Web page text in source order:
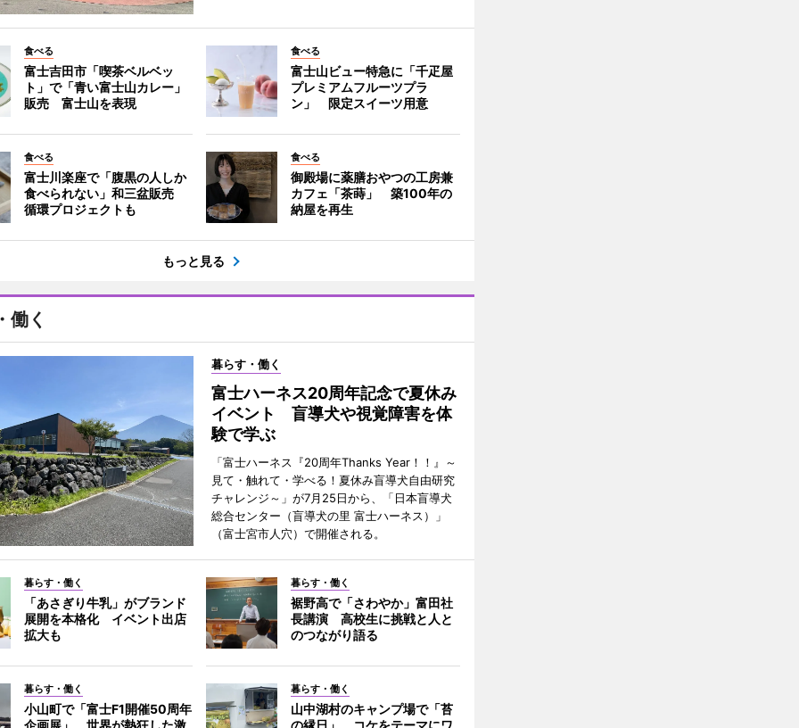
食べる
富士吉田市「喫茶ベルベッ
ト」で「青い富士山カレー」
販売 富士山を表現
食べる
富士山ビュー特急に「千疋屋
プレミアムフルーツプラ
ン」 限定スイーツ用意
食べる
富士川楽座で「腹黒の人しか
食べられない」和三盆販売
循環プロジェクトも
食べる
御殿場に薬膳おやつの工房兼
カフェ「茶蒔」 築100年の
納屋を再生
もっと見る
働く
暮らす・働く
富士ハーネス20周年記念で夏休み
イベント 盲導犬や視覚障害を体
験で学ぶ
「富士ハーネス『20周年Thanks Year！！』～
見て・触れて・学べる！夏休み盲導犬自由研究
チャレンジ～」が7月25日から、「日本盲導犬
総合センター（盲導犬の里 富士ハーネス）」
（富士宮市人穴）で開催される。
暮らす・働く
「あさぎり牛乳」がブランド
展開を本格化 イベント出店
拡大も
暮らす・働く
裾野高で「さわやか」富田社
長講演 高校生に挑戦と人と
のつながり語る
暮らす・働く
小山町で「富士F1開催50周年
企画展」 世界が熱狂した激
暮らす・働く
山中湖村のキャンプ場で「苔
の縁日」 コケをテーマにワ